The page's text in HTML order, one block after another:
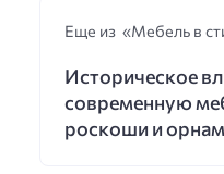
Еще из «Мебель в
Историческое
современную
роскоши и